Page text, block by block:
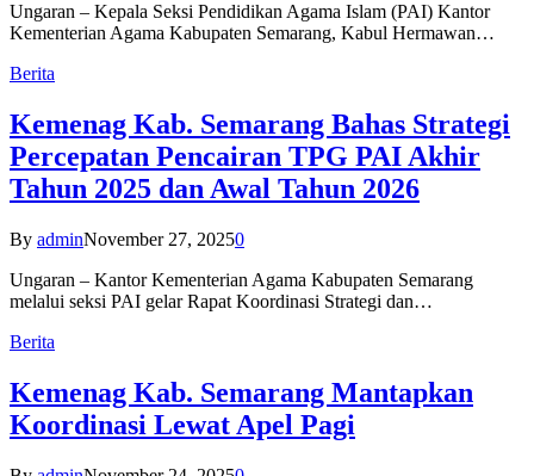
Ungaran – Kepala Seksi Pendidikan Agama Islam (PAI) Kantor
Kementerian Agama Kabupaten Semarang, Kabul Hermawan…
Berita
Kemenag Kab. Semarang Bahas Strategi
Percepatan Pencairan TPG PAI Akhir
Tahun 2025 dan Awal Tahun 2026
By adminNovember 27, 20250
Ungaran – Kantor Kementerian Agama Kabupaten Semarang
melalui seksi PAI gelar Rapat Koordinasi Strategi dan…
Berita
Kemenag Kab. Semarang Mantapkan
Koordinasi Lewat Apel Pagi